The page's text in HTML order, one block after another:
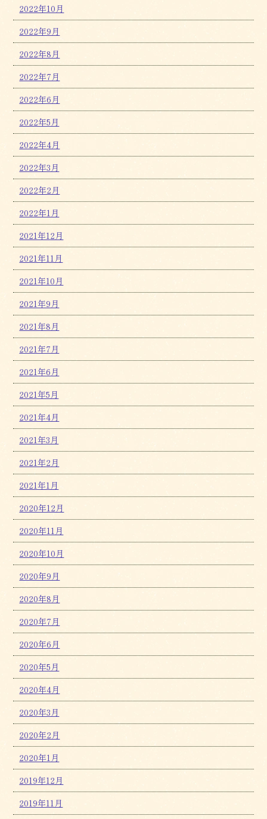
2022年10月
2022年9月
2022年8月
2022年7月
2022年6月
2022年5月
2022年4月
2022年3月
2022年2月
2022年1月
2021年12月
2021年11月
2021年10月
2021年9月
2021年8月
2021年7月
2021年6月
2021年5月
2021年4月
2021年3月
2021年2月
2021年1月
2020年12月
2020年11月
2020年10月
2020年9月
2020年8月
2020年7月
2020年6月
2020年5月
2020年4月
2020年3月
2020年2月
2020年1月
2019年12月
2019年11月